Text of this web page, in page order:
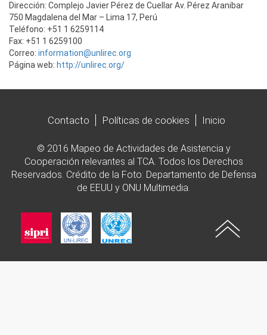
Dirección: Complejo Javier Pérez de Cuellar Av. Pérez Aranibar
750 Magdalena del Mar – Lima 17, Perú
Teléfono: +51 1 6259114
Fax: +51 1 6259100
Correo: information@unlirec.org
Página web: http://unlirec.org/
Contacto Políticas de cookies Inicio
© 2016 Mapeo de Actividades de Asistencia y
Cooperación relevantes al TCA. Todos los Derechos
Reservados. Crédito de la Foto: Departamento de Defensa
de EEUU y ONU Multimedia.
Imagen Imagen